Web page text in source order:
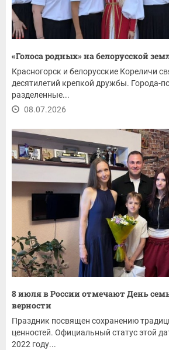
«Голоса родных» на белорусской
Красногорск и белорусские Кореличи
десятилетий крепкой дружбы. Города-
разделенные...
08.07.2026
8 июля в России отмечают День
верности
Праздник посвящен сохранению
ценностей. Официальный статус этой
2022 году...